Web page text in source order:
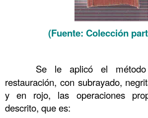
(Fuente: Colección
Se le aplicó el método
restauración, con subrayado,
y en rojo, las operaciones
descrito, que es: